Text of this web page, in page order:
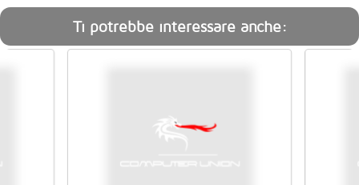
Ti potrebbe interessare anche: